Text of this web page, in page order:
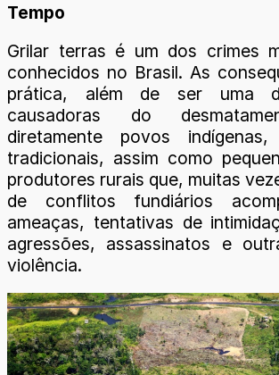
Tempo
Grilar terras é um dos crimes
conhecidos no Brasil. As
prática, além de ser uma
causadoras do
diretamente povos indígenas,
tradicionais, assim como
produtores rurais que, muitas
de conflitos fundiários
ameaças, tentativas de
agressões, assassinatos e
violência.